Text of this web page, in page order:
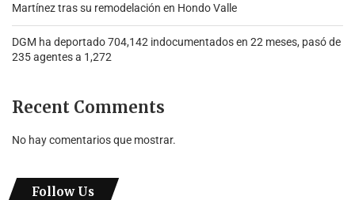
Martínez tras su remodelación en Hondo Valle
DGM ha deportado 704,142 indocumentados en 22 meses, pasó de
235 agentes a 1,272
Recent Comments
No hay comentarios que mostrar.
Follow Us